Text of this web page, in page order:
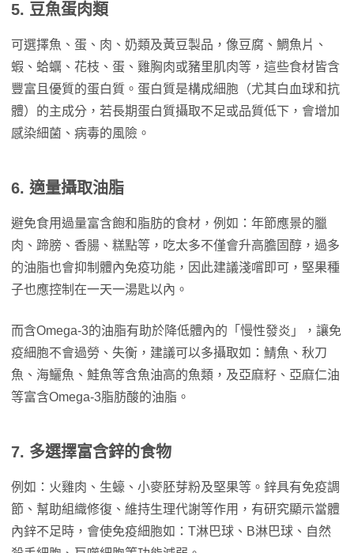
5. 豆魚蛋肉類
可選擇魚、蛋、肉、奶類及黃豆製品，像豆腐、鯛魚片、
蝦、蛤蠣、花枝、蛋、雞胸肉或豬里肌肉等，這些食材皆含
豐富且優質的蛋白質。蛋白質是構成細胞（尤其白血球和抗
體）的主成分，若長期蛋白質攝取不足或品質低下，會增加
感染細菌、病毒的風險。
6. 適量攝取油脂
避免食用過量富含飽和脂肪的食材，例如：年節應景的臘
肉、蹄膀、香腸、糕點等，吃太多不僅會升高膽固醇，過多
的油脂也會抑制體內免疫功能，因此建議淺嚐即可，堅果種
子也應控制在一天一湯匙以內。
而含Omega-3的油脂有助於降低體內的「慢性發炎」，讓免
疫細胞不會過勞、失衡，建議可以多攝取如：鯖魚、秋刀
魚、海鱺魚、鮭魚等含魚油高的魚類，及亞麻籽、亞麻仁油
等富含Omega-3脂肪酸的油脂。
7. 多選擇富含鋅的食物
例如：火雞肉、生蠔、小麥胚芽粉及堅果等。鋅具有免疫調
節、幫助組織修復、維持生理代謝等作用，有研究顯示當體
內鋅不足時，會使免疫細胞如：T淋巴球、B淋巴球、自然